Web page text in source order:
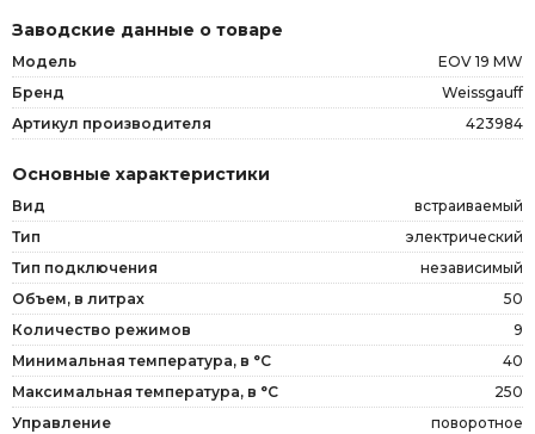
Заводские данные о товаре
Модель
EOV 19 MW
Бренд
Weissgauff
Артикул производителя
423984
Основные характеристики
Вид
встраиваемый
Тип
электрический
Тип подключения
независимый
Объем, в литрах
50
Количество режимов
9
Минимальная температура, в °C
40
Максимальная температура, в °C
250
Управление
поворотное